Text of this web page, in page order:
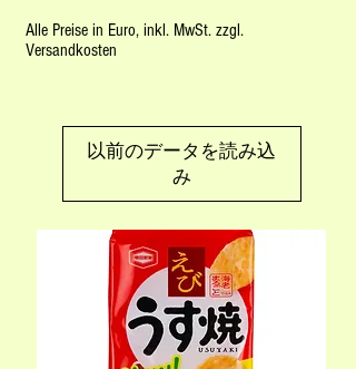
Alle Preise in Euro, inkl. MwSt. zzgl.
Versandkosten
以前のデータを読み込
み